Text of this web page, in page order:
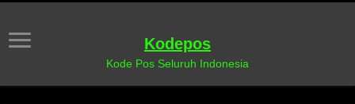
Kodepos
Kode Pos Seluruh Indonesia